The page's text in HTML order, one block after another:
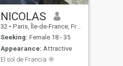
NICOLAS
32 • Paris, Île-de-France, France
Seeking: Female 18 - 35
Appearance: Attractive
El sol de Francia 🌞